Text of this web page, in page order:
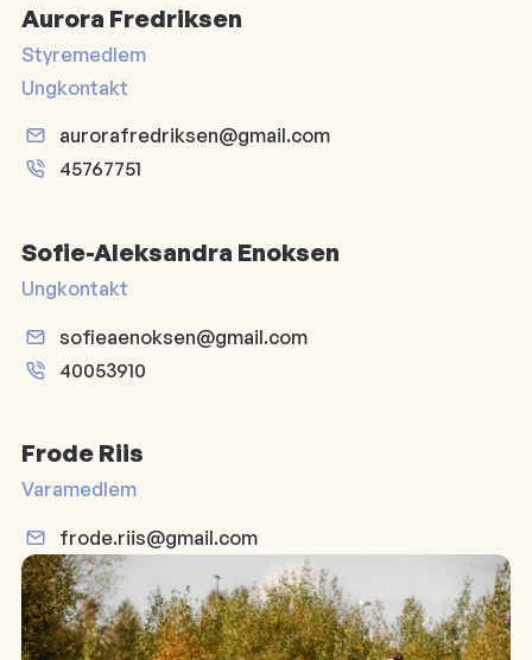
Aurora Fredriksen
Styremedlem
Ungkontakt
aurorafredriksen@gmail.com
45767751
Sofie-Aleksandra Enoksen
Ungkontakt
sofieaenoksen@gmail.com
40053910
Frode Riis
Varamedlem
frode.riis@gmail.com